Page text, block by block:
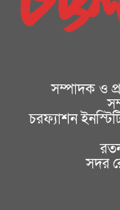
সম্পাদক ও
চরফ্যাশন
সদর